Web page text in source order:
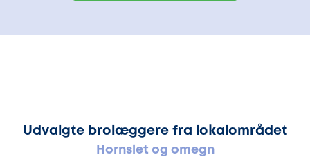
Udvalgte brolæggere fra lokalområdet
Hornslet og omegn